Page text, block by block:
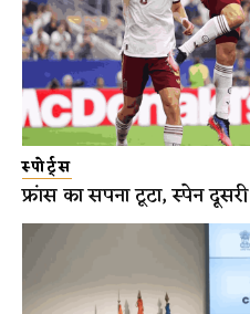
स्पोर्ट्स
फ्रांस का सपना टूटा, स्पेन